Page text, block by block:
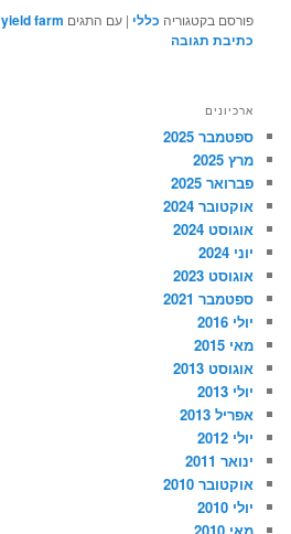
פורסם בקטגוריה כללי |עם התגים yield farm
כתיבת תגובה
ארכיונים
ספטמבר 2025
מרץ 2025
פברואר 2025
אוקטובר 2024
אוגוסט 2024
יוני 2024
אוגוסט 2023
ספטמבר 2021
יולי 2016
מאי 2015
אוגוסט 2013
יולי 2013
אפריל 2013
יולי 2012
ינואר 2011
אוקטובר 2010
יולי 2010